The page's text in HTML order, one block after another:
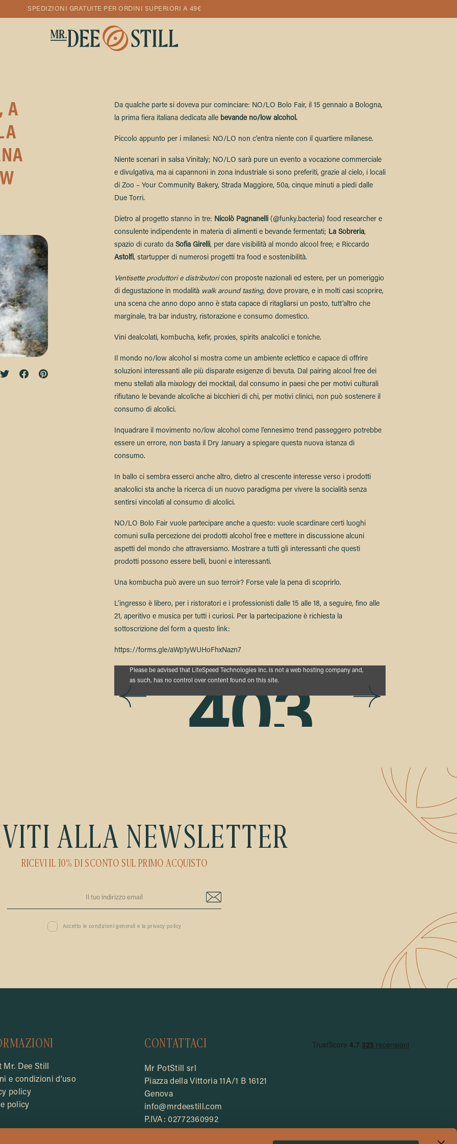
SPEDIZIONI GRATUITE PER ORDINI SUPERIORI A 49€
A
Da qualche parte si doveva pur cominciare: NO/LO Bolo Fair, il 15 gennaio a Bologna,
la prima fiera italiana dedicata alle bevande no/low alcohol.
Piccolo appunto per i milanesi: NO/LO non c’entra niente con il quartiere milanese.
Niente scenari in salsa Vinitaly; NO/LO sarà pure un evento a vocazione commerciale
e divulgativa, ma ai capannoni in zona industriale si sono preferiti, grazie al cielo, i locali
di Zoo – Your Community Bakery, Strada Maggiore, 50a, cinque minuti a piedi dalle
Due Torri.
Dietro al progetto stanno in tre: Nicolò Pagnanelli (@funky.bacteria) food researcher e
consulente indipendente in materia di alimenti e bevande fermentati; La Sobreria,
spazio di curato da Sofia Girelli, per dare visibilità al mondo alcool free; e Riccardo
Astolfi, startupper di numerosi progetti tra food e sostenibilità.
Ventisette produttori e distributoricon proposte nazionali ed estere, per un pomeriggio
di degustazione in modalità walk around tasting, dove provare, e in molti casi scoprire,
una scena che anno dopo anno è stata capace di ritagliarsi un posto, tutt’altro che
marginale, tra bar industry, ristorazione e consumo domestico.
Vini dealcolati, kombucha, kefir, proxies, spirits analcolici e toniche.
Il mondo no/low alcohol si mostra come un ambiente eclettico e capace di offrire
soluzioni interessanti alle più disparate esigenze di bevuta. Dal pairing alcool free dei
menu stellati alla mixology dei mocktail, dal consumo in paesi che per motivi culturali
rifiutano le bevande alcoliche ai bicchieri di chi, per motivi clinici, non può sostenere il
consumo di alcolici.
Inquadrare il movimento no/low alcohol come l’ennesimo trend passeggero potrebbe
essere un errore, non basta il Dry January a spiegare questa nuova istanza di
consumo.
In ballo ci sembra esserci anche altro, dietro al crescente interesse verso i prodotti
analcolici sta anche la ricerca di un nuovo paradigma per vivere la socialità senza
sentirsi vincolati al consumo di alcolici.
NO/LO Bolo Fair vuole partecipare anche a questo: vuole scardinare certi luoghi
comuni sulla percezione dei prodotti alcohol free e mettere in discussione alcuni
aspetti del mondo che attraversiamo. Mostrare a tutti gli interessanti che questi
prodotti possono essere belli, buoni e interessanti.
Una kombucha può avere un suo terroir? Forse vale la pena di scoprirlo.
L’ingresso è libero, per i ristoratori e i professionisti dalle 15 alle 18, a seguire, fino alle
21, aperitivo e musica per tutti i curiosi. Per la partecipazione è richiesta la
sottoscrizione del form a questo link:
https://forms.gle/aWp1yWUHoFhxNazn7
403
Please be advised that LiteSpeed Technologies Inc. is not a web hosting company and,
as such, has no control over content found on this site.
ALLA NEWSLETTER
RICEVI IL 10% DI SCONTO SUL PRIMO ACQUISTO
Accetto le condizioni generali e la privacy policy
Mr. Dee Still
e condizioni d’uso
policy
policy
CONTATTACI
Mr PotStill srl
Piazza della Vittoria 11A/1 B 16121
Genova
info@mrdeestill.com
P.IVA: 02772360992